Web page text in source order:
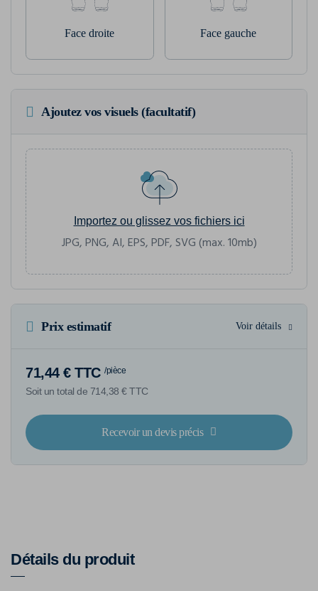
Face droite Face gauche
Ajoutez vos visuels (facultatif)
Importez ou glissez vos fichiers ici
JPG, PNG, AI, EPS, PDF, SVG (max. 10mb)
Prix estimatif Voir détails
71,44 € TTC /pièce
Soit un total de 714,38 € TTC
Recevoir un devis précis
Détails du produit